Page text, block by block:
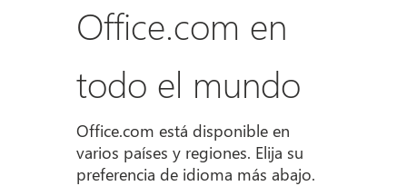
Office.com en
todo el mundo
Office.com está disponible en
varios países y regiones. Elija su
preferencia de idioma más abajo.